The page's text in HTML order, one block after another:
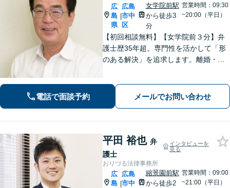
広
島
県
|
広島
市中
区
女学院前駅
から徒歩3
分
営業時間：09:30
~20:00（平日）
【初回相談無料】【女学院前３分】弁
護士歴35年超。専門性を活かして「形
のある解決」を追求します。離婚・債
話しやすい弁護士に是非ご相談くださ
い。（合同庁舎内郵便局近く）
電話で面談予約 メールでお問い合わせ
平田 裕也 弁
護士
インタビューを
見る
おりづる法律事務所
広
島 |
広島
市中
縮景園前駅
から徒歩2
営業時間：09:00
~21:00（平日）